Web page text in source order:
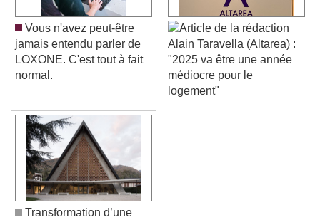
Color Opacity
Font Size
Font Family
Reset
Done
Close Modal Dialog
End of dialog window.
Vous n'avez peut-être
jamais entendu parler de
LOXONE. C'est tout à fait
Alain Taravella (Altarea) :
"2025 va être une année
médiocre pour le
logement"